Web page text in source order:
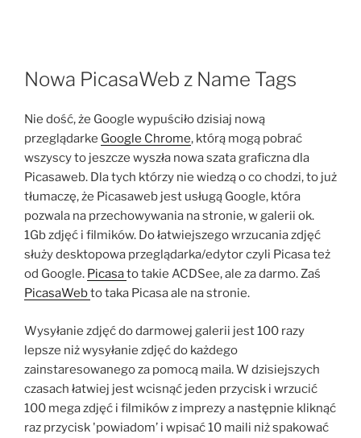
Nowa PicasaWeb z Name Tags
Nie dość, że Google wypuściło dzisiaj nową
przeglądarke Google Chrome, którą mogą pobrać
wszyscy to jeszcze wyszła nowa szata graficzna dla
Picasaweb. Dla tych którzy nie wiedzą o co chodzi, to już
tłumaczę, że Picasaweb jest usługą Google, która
pozwala na przechowywania na stronie, w galerii ok.
1Gb zdjęć i filmików. Do łatwiejszego wrzucania zdjęć
służy desktopowa przeglądarka/edytor czyli Picasa też
od Google. Picasato takie ACDSee, ale za darmo. Zaś
PicasaWebto taka Picasa ale na stronie.
Wysyłanie zdjęć do darmowej galerii jest 100 razy
lepsze niż wysyłanie zdjęć do każdego
zainstaresowanego za pomocą maila. W dzisiejszych
czasach łatwiej jest wcisnąć jeden przycisk i wrzucić
100 mega zdjęć i filmików z imprezy a następnie kliknąć
raz przycisk 'powiadom’ i wpisać 10 maili niż spakować